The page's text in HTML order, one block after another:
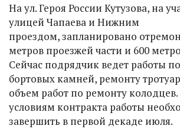
На ул. Героя России Кутузова, на
улицей Чапаева и Нижним
проездом, запланировано
метров проезжей части и 600
Сейчас подрядчик ведет работы
бортовых камней, ремонту
объем работ по ремонту колодцев.
условиям контракта работы
завершить в первой декаде июля.